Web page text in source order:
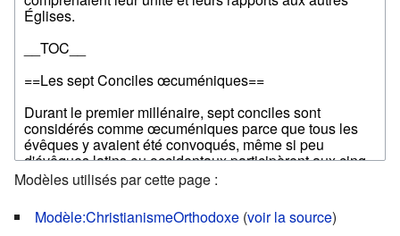
Modèles utilisés par cette page :
Modèle:ChristianismeOrthodoxe (voir la source)